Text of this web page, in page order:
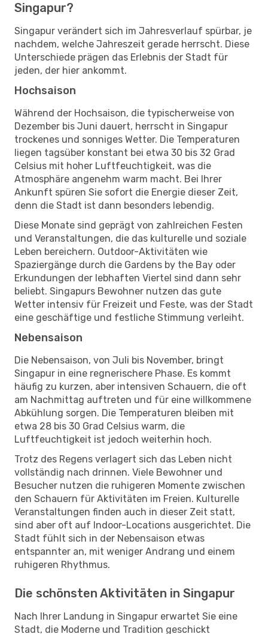
Singapur?
Singapur verändert sich im Jahresverlauf spürbar, je
nachdem, welche Jahreszeit gerade herrscht. Diese
Unterschiede prägen das Erlebnis der Stadt für
jeden, der hier ankommt.
Hochsaison
Während der Hochsaison, die typischerweise von
Dezember bis Juni dauert, herrscht in Singapur
trockenes und sonniges Wetter. Die Temperaturen
liegen tagsüber konstant bei etwa 30 bis 32 Grad
Celsius mit hoher Luftfeuchtigkeit, was die
Atmosphäre angenehm warm macht. Bei Ihrer
Ankunft spüren Sie sofort die Energie dieser Zeit,
denn die Stadt ist dann besonders lebendig.
Diese Monate sind geprägt von zahlreichen Festen
und Veranstaltungen, die das kulturelle und soziale
Leben bereichern. Outdoor-Aktivitäten wie
Spaziergänge durch die Gardens by the Bay oder
Erkundungen der lebhaften Viertel sind dann sehr
beliebt. Singapurs Bewohner nutzen das gute
Wetter intensiv für Freizeit und Feste, was der Stadt
eine geschäftige und festliche Stimmung verleiht.
Nebensaison
Die Nebensaison, von Juli bis November, bringt
Singapur in eine regnerischere Phase. Es kommt
häufig zu kurzen, aber intensiven Schauern, die oft
am Nachmittag auftreten und für eine willkommene
Abkühlung sorgen. Die Temperaturen bleiben mit
etwa 28 bis 30 Grad Celsius warm, die
Luftfeuchtigkeit ist jedoch weiterhin hoch.
Trotz des Regens verlagert sich das Leben nicht
vollständig nach drinnen. Viele Bewohner und
Besucher nutzen die ruhigeren Momente zwischen
den Schauern für Aktivitäten im Freien. Kulturelle
Veranstaltungen finden auch in dieser Zeit statt,
sind aber oft auf Indoor-Locations ausgerichtet. Die
Stadt fühlt sich in der Nebensaison etwas
entspannter an, mit weniger Andrang und einem
ruhigeren Rhythmus.
Die schönsten Aktivitäten in Singapur
Nach Ihrer Landung in Singapur erwartet Sie eine
Stadt, die Moderne und Tradition geschickt